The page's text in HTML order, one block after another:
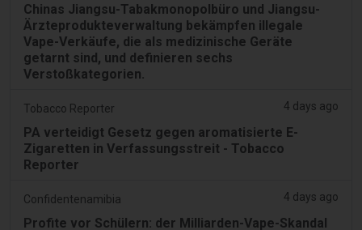
Chinas Jiangsu-Tabakmonopolbüro und Jiangsu-
Ärzteprodukteverwaltung bekämpfen illegale
Vape-Verkäufe, die als medizinische Geräte
getarnt sind, und definieren sechs
Verstoßkategorien.
Tobacco Reporter 4 days ago
PA verteidigt Gesetz gegen aromatisierte E-
Zigaretten in Verfassungsstreit - Tobacco
Reporter
Confidentenamibia 4 days ago
Profite vor Schülern: der Milliarden-Vape-Skandal